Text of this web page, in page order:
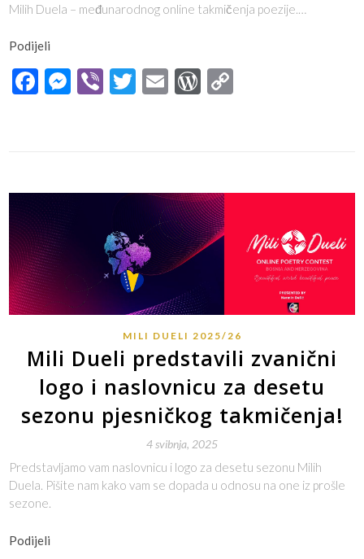
Milih Duela – međunarodnog online takmičenja poezije.…
Podijeli
Facebook
Messenger
ViberTwitter
EmailWordPress
MILI DUELI 2025/26
Mili Dueli predstavili zvanični
logo i naslovnicu za desetu
sezonu pjesničkog takmičenja!
4 svibnja, 2025
Predstavljamo vam naslovnicu i logo za desetu sezonu Milih
Duela. Pišite nam kako vam se dopada u odnosu na one iz prošle
sezone.
Podijeli